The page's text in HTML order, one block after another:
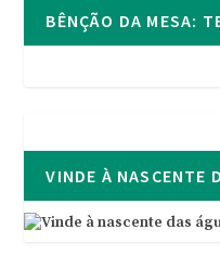
BÊNÇÃO DA MESA:
VINDE À NASCENTE